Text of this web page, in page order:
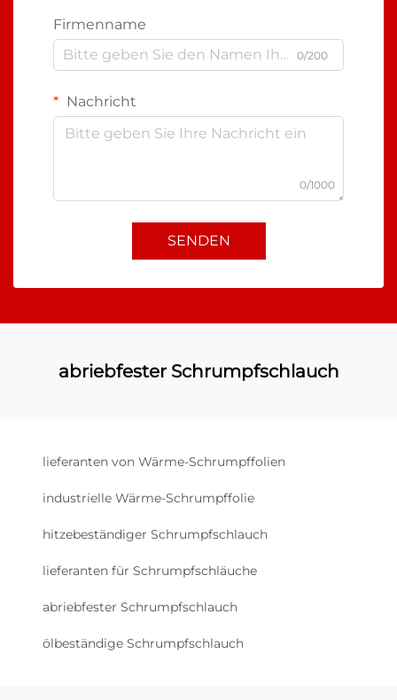
Firmenname
0/200
Nachricht
0/1000
SENDEN
abriebfester Schrumpfschlauch
lieferanten von Wärme-Schrumpffolien
industrielle Wärme-Schrumpffolie
hitzebeständiger Schrumpfschlauch
lieferanten für Schrumpfschläuche
abriebfester Schrumpfschlauch
ölbeständige Schrumpfschlauch